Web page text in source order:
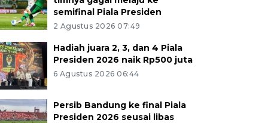
semifinal Piala Presiden
2 Agustus 2026 07:49
Hadiah juara 2, 3, dan 4 Piala
Presiden 2026 naik Rp500 juta
6 Agustus 2026 06:44
Persib Bandung ke final Piala
Presiden 2026 seusai libas